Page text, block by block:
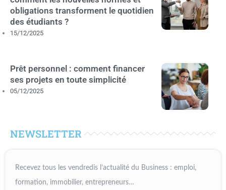
obligations transforment le quotidien
des étudiants ?
15/12/2025
Prêt personnel : comment financer
ses projets en toute simplicité
05/12/2025
NEWSLETTER
Recevez tous les vendredis l’actualité du Business : emploi,
formation, immobilier, entrepreneurs…